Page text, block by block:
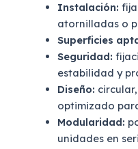
Instalación:
atornilladas o
Superficies
Seguridad:
estabilidad y
Diseño:
optimizado
Modularidad:
unidades en